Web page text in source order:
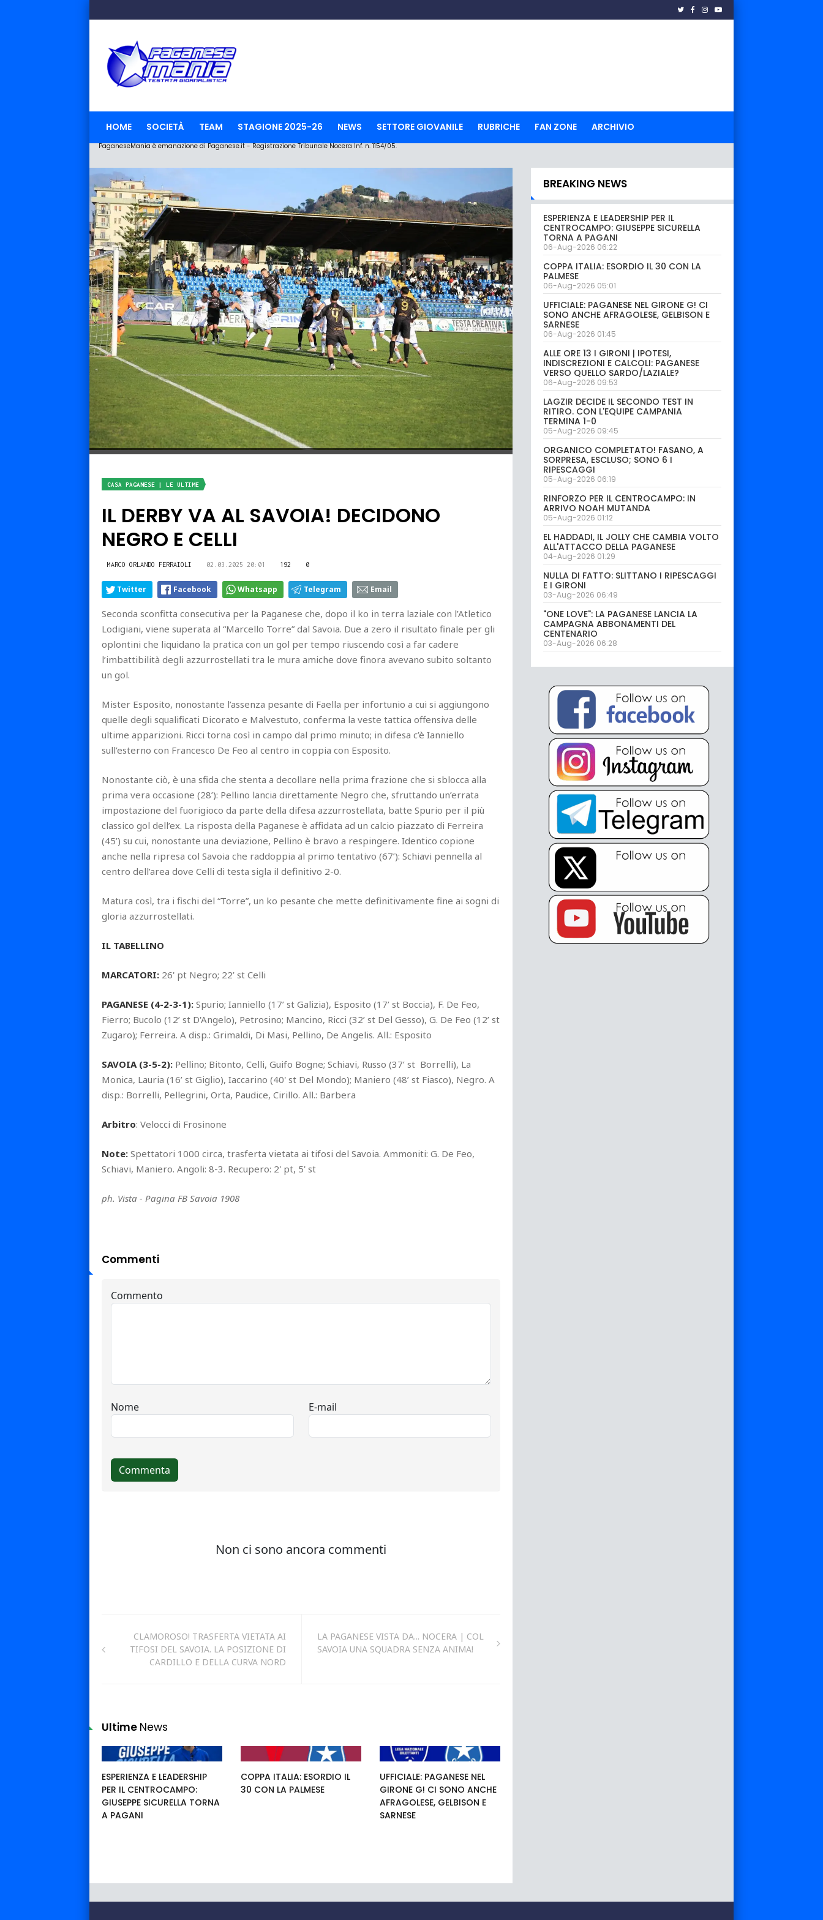
HOME SOCIETÀ TEAM STAGIONE 2025-26 NEWS SETTORE GIOVANILE RUBRICHE FAN ZONE ARCHIVIO
PaganeseMania è emanazione di Paganese.it - Registrazione Tribunale Nocera Inf. n. 1154/05.
CASA PAGANESE | LE ULTIME
IL DERBY VA AL SAVOIA! DECIDONO
NEGRO E CELLI
MARCO ORLANDO FERRAIOLI 02.03.2025 20:01 192 0
Twitter Facebook Whatsapp Telegram Email
Seconda sconfitta consecutiva per la Paganese che, dopo il ko in terra laziale con l’Atletico
Lodigiani, viene superata al “Marcello Torre” dal Savoia. Due a zero il risultato finale per gli
oplontini che liquidano la pratica con un gol per tempo riuscendo così a far cadere
l’imbattibilità degli azzurrostellati tra le mura amiche dove finora avevano subito soltanto
un gol.
Mister Esposito, nonostante l’assenza pesante di Faella per infortunio a cui si aggiungono
quelle degli squalificati Dicorato e Malvestuto, conferma la veste tattica offensiva delle
ultime apparizioni. Ricci torna così in campo dal primo minuto; in difesa c’è Ianniello
sull’esterno con Francesco De Feo al centro in coppia con Esposito.
Nonostante ciò, è una sfida che stenta a decollare nella prima frazione che si sblocca alla
prima vera occasione (28’): Pellino lancia direttamente Negro che, sfruttando un’errata
impostazione del fuorigioco da parte della difesa azzurrostellata, batte Spurio per il più
classico gol dell’ex. La risposta della Paganese è affidata ad un calcio piazzato di Ferreira
(45’) su cui, nonostante una deviazione, Pellino è bravo a respingere. Identico copione
anche nella ripresa col Savoia che raddoppia al primo tentativo (67’): Schiavi pennella al
centro dell’area dove Celli di testa sigla il definitivo 2-0.
Matura così, tra i fischi del “Torre”, un ko pesante che mette definitivamente fine ai sogni di
gloria azzurrostellati.
IL TABELLINO
MARCATORI: 26' pt Negro; 22’ st Celli
PAGANESE (4-2-3-1): Spurio; Ianniello (17’ st Galizia), Esposito (17’ st Boccia), F. De Feo,
Fierro; Bucolo (12’ st D'Angelo), Petrosino; Mancino, Ricci (32’ st Del Gesso), G. De Feo (12’ st
Zugaro); Ferreira. A disp.: Grimaldi, Di Masi, Pellino, De Angelis. All.: Esposito
SAVOIA (3-5-2): Pellino; Bitonto, Celli, Guifo Bogne; Schiavi, Russo (37’ st Borrelli), La
Monica, Lauria (16’ st Giglio), Iaccarino (40' st Del Mondo); Maniero (48’ st Fiasco), Negro. A
disp.: Borrelli, Pellegrini, Orta, Paudice, Cirillo. All.: Barbera
Arbitro: Velocci di Frosinone
Note: Spettatori 1000 circa, trasferta vietata ai tifosi del Savoia. Ammoniti: G. De Feo,
Schiavi, Maniero. Angoli: 8-3. Recupero: 2' pt, 5' st
ph. Vista - Pagina FB Savoia 1908
Commenti
CLAMOROSO! TRASFERTA VIETATA AI
TIFOSI DEL SAVOIA. LA POSIZIONE DI
CARDILLO E DELLA CURVA NORD
LA PAGANESE VISTA DA... NOCERA | COL
SAVOIA UNA SQUADRA SENZA ANIMA!
Ultime News
ESPERIENZA E LEADERSHIP
PER IL CENTROCAMPO:
GIUSEPPE SICURELLA TORNA
A PAGANI
COPPA ITALIA: ESORDIO IL
30 CON LA PALMESE
UFFICIALE: PAGANESE NEL
GIRONE G! CI SONO ANCHE
AFRAGOLESE, GELBISON E
SARNESE
BREAKING NEWS
ESPERIENZA E LEADERSHIP PER IL
CENTROCAMPO: GIUSEPPE SICURELLA
TORNA A PAGANI
06-Aug-2026 06:22
COPPA ITALIA: ESORDIO IL 30 CON LA
PALMESE
06-Aug-2026 05:01
UFFICIALE: PAGANESE NEL GIRONE G! CI
SONO ANCHE AFRAGOLESE, GELBISON E
SARNESE
06-Aug-2026 01:45
ALLE ORE 13 I GIRONI | IPOTESI,
INDISCREZIONI E CALCOLI: PAGANESE
VERSO QUELLO SARDO/LAZIALE?
06-Aug-2026 09:53
LAGZIR DECIDE IL SECONDO TEST IN
RITIRO. CON L'EQUIPE CAMPANIA
TERMINA 1-0
05-Aug-2026 09:45
ORGANICO COMPLETATO! FASANO, A
SORPRESA, ESCLUSO; SONO 6 I
RIPESCAGGI
05-Aug-2026 06:19
RINFORZO PER IL CENTROCAMPO: IN
ARRIVO NOAH MUTANDA
05-Aug-2026 01:12
EL HADDADI, IL JOLLY CHE CAMBIA VOLTO
ALL'ATTACCO DELLA PAGANESE
04-Aug-2026 01:29
NULLA DI FATTO: SLITTANO I RIPESCAGGI
E I GIRONI
03-Aug-2026 06:49
"ONE LOVE": LA PAGANESE LANCIA LA
CAMPAGNA ABBONAMENTI DEL
CENTENARIO
03-Aug-2026 06:28